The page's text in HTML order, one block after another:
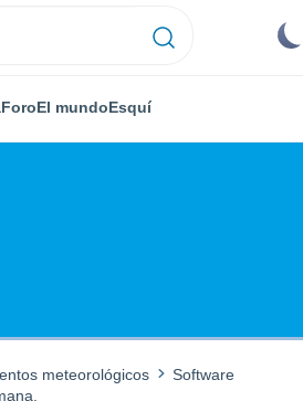
ForoEl mundoEsquí
meteorológicos
Software